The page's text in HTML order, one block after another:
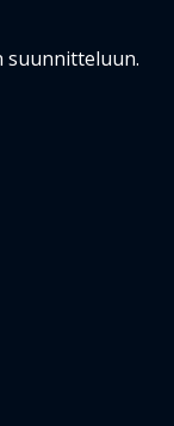
suunnitteluun.